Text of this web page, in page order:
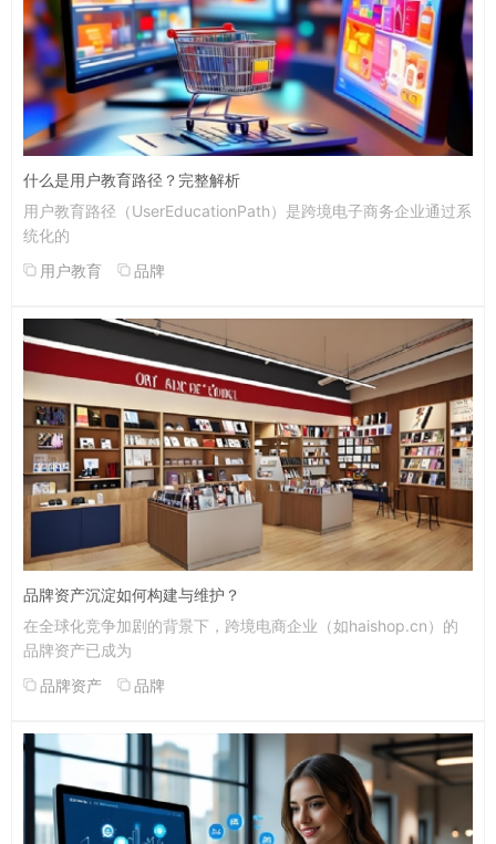
什么是用户教育路径？完整解析
用户教育路径（UserEducationPath）是跨境电子商务企业通过系
统化的
用户教育
品牌
品牌资产沉淀如何构建与维护？
在全球化竞争加剧的背景下，跨境电商企业（如haishop.cn）的
品牌资产已成为
品牌资产
品牌